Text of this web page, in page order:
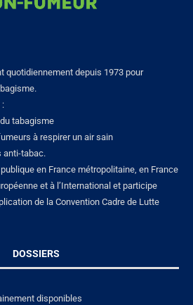
quotidiennement depuis 1973 pour
:
tabagisme
à respirer un air sain
anti-tabac.
en France métropolitaine, en France
et à l’International et participe
de la Convention Cadre de Lutte
DOSSIERS
disponibles